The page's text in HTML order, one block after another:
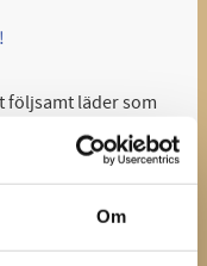
Om
följsamt läder som
att vara tungt.